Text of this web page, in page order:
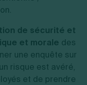
de sécurité et
et morale des
une enquête sur
risque est avéré,
et de prendre